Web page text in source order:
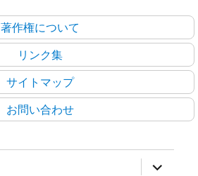
著作権について
リンク集
サイトマップ
お問い合わせ
サ